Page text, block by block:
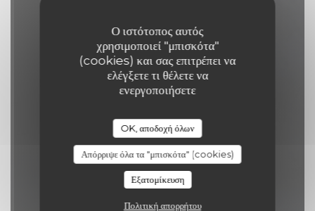
Ο ιστότοπος αυτός
χρησιμοποιεί "μπισκότα"
(cookies) και σας επιτρέπει να
ελέγξετε τι θέλετε να
ενεργοποιήσετε
OK, αποδοχή όλων
Απόρριψε όλα τα "μπισκότα" (cookies)
Εξατομίκευση
Πολιτική απορρήτου
Comptoir 44
ΚΑΠΗΛΕΙΌ|LILLE
ΚΆΝΤΕ ΚΡΆΤΗΣΗ ΤΡΑΠΕΖΙΟΎ